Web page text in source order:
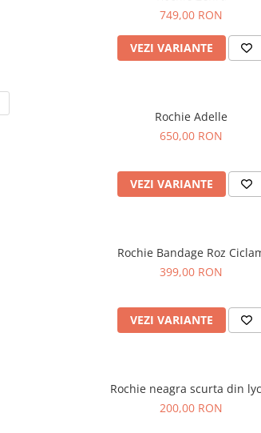
749,00 RON
VEZI VARIANTE
Rochie Adelle
650,00 RON
VEZI VARIANTE
Rochie Bandage Roz
399,00 RON
VEZI VARIANTE
Rochie neagra scurta din
200,00 RON